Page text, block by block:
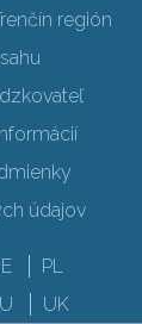
región
údajov
PL
UK